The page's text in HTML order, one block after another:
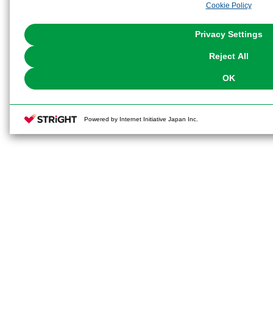
the use of all Cookies except for Strictly Necessary Cookies, please
You can change your consent or rejection settings at any time via
Cookie Policy
Privacy Settings
Reject All
OK
Powered by Internet Initiative Japan Inc.